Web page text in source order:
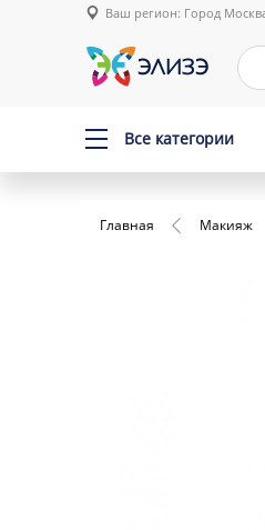
Ваш регион: Город
Все категории
Главная Макияж